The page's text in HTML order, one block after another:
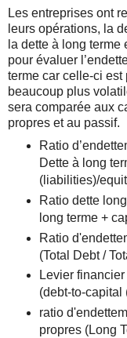
Les entreprises ont
leurs opérations, la
la dette à long terme
pour évaluer
terme car celle-ci est
beaucoup plus
sera comparée aux
propres et au passif.
Ratio
Dette à long
(liabilities)/
Ratio dette
long terme +
Ratio
(Total Debt /
Levier
(debt-to-capital
ratio
propres (Long